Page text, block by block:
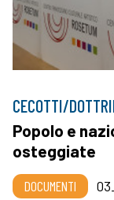
CECOTTI/
Popolo e
osteggiate
DOCUMENTI